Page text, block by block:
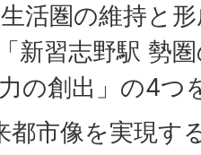
活圏の維持と
新習志野駅 勢
の創出」の4つ
都市像を実現す